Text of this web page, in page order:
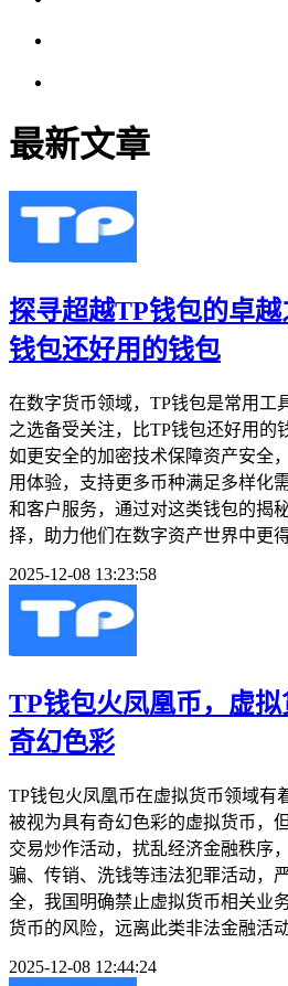
最新文章
探寻超越TP钱包的卓
钱包还好用的钱包
在数字货币领域，TP钱包是常用工
之选备受关注，比TP钱包还好用的
如更安全的加密技术保障资产安全
用体验，支持更多币种满足多样化
和客户服务，通过对这类钱包的揭
择，助力他们在数字资产世界中更
2025-12-08 13:23:58
TP钱包火凤凰币，虚
奇幻色彩
TP钱包火凤凰币在虚拟货币领域有
被视为具有奇幻色彩的虚拟货币，
交易炒作活动，扰乱经济金融秩序
骗、传销、洗钱等违法犯罪活动，
全，我国明确禁止虚拟货币相关业
货币的风险，远离此类非法金融活
2025-12-08 12:44:24